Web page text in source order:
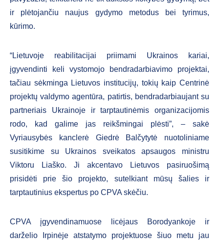
ir plėtojančiu naujus gydymo metodus bei tyrimus,
kūrimo.
“Lietuvoje reabilitacijai priimami Ukrainos kariai,
įgyvendinti keli vystomojo bendradarbiavimo projektai,
tačiau sėkminga Lietuvos institucijų, tokių kaip Centrinė
projektų valdymo agentūra, patirtis, bendradarbiaujant su
partneriais Ukrainoje ir tarptautinėmis organizacijomis
rodo, kad galime jas reikšmingai plėsti”, – sakė
Vyriausybės kanclerė Giedrė Balčytytė nuotoliniame
susitikime su Ukrainos sveikatos apsaugos ministru
Viktoru Liaško. Ji akcentavo Lietuvos pasiruošimą
prisidėti prie šio projekto, sutelkiant mūsų šalies ir
tarptautinius ekspertus po CPVA skėčiu.
CPVA įgyvendinamuose licėjaus Borodyankoje ir
darželio Irpinėje atstatymo projektuose šiuo metu jau